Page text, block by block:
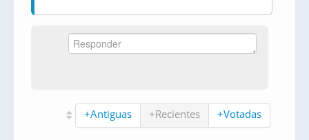
+Antiguas +Recientes +Votadas